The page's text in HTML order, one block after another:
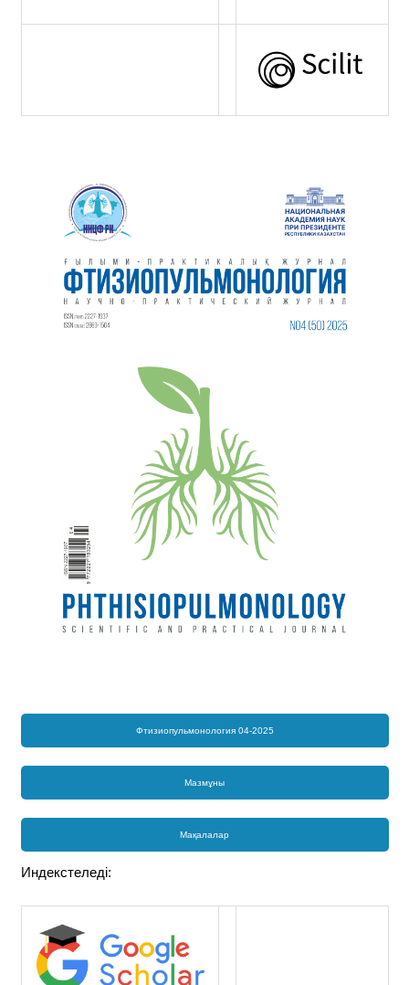
Фтизиопульмонология 04-2025
Мазмұны
Мақалалар
Индекстеледі: